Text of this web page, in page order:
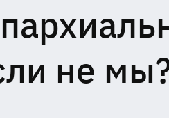
не